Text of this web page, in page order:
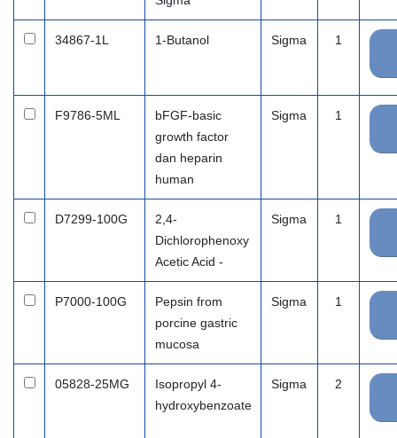
34867-1L 1-Butanol Sigma 1
F9786-5ML
bFGF-basic
growth factor
dan heparin
human
Sigma 1
D7299-100G
2,4-
Dichlorophenoxy
Acetic Acid -
Sigma 1
P7000-100G
Pepsin from
porcine gastric
mucosa
Sigma 1
05828-25MG
Isopropyl 4-
hydroxybenzoate
Sigma 2